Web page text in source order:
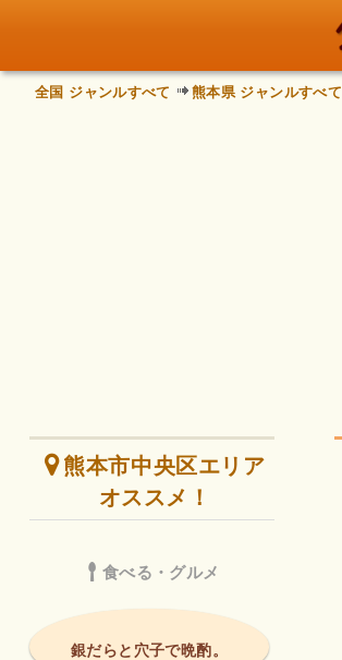
全国 ジャンルすべて 熊本県 ジャンルすべて
熊本市中央区エリア
オススメ！
食べる・グルメ
銀だらと穴子で晩酌。